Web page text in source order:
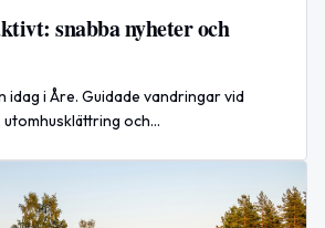
snabba nyheter och
idag i Åre. Guidade vandringar vid
utomhusklättring och